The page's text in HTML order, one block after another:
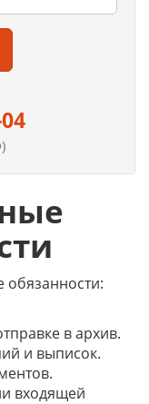
обязанности:
в архив.
и выписок.
входящей